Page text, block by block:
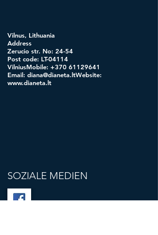
Vilnus, Lithuania
Address
Zerucio str. No: 24-54
Post code: LT-04114
VilniusMobile: +370 61129641
Email: diana@dianeta.ltWebsite:
www.dianeta.lt
SOZIALE MEDIEN